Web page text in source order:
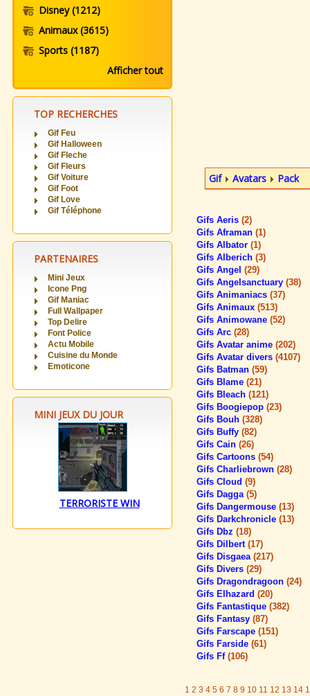
Disney(1212)
Animaux(3615)
Sports (1187)
Afficher tout
TOP RECHERCHES
Gif Feu
Gif Halloween
Gif Fleche
Gif Fleurs
Gif Voiture
Gif Foot
Gif Love
Gif Téléphone
PARTENAIRES
Mini Jeux
Icone Png
Gif Maniac
Full Wallpaper
Top Delire
Font Police
Actu Mobile
Cuisine du Monde
Emoticone
MINI JEUX DU JOUR
TERRORISTE WIN
Gif Avatars Pack
Gifs Aeris (2)
Gifs Aframan (1)
Gifs Albator (1)
Gifs Alberich (3)
Gifs Angel (29)
Gifs Angelsanctuary (38)
Gifs Animaniacs (37)
Gifs Animaux (513)
Gifs Animowane (52)
Gifs Arc (28)
Gifs Avatar anime (202)
Gifs Avatar divers (4107)
Gifs Batman (59)
Gifs Blame (21)
Gifs Bleach (121)
Gifs Boogiepop (23)
Gifs Bouh (328)
Gifs Buffy (82)
Gifs Cain (26)
Gifs Cartoons (54)
Gifs Charliebrown (28)
Gifs Cloud (9)
Gifs Dagga (5)
Gifs Dangermouse (13)
Gifs Darkchronicle (13)
Gifs Dbz (18)
Gifs Dilbert (17)
Gifs Disgaea (217)
Gifs Divers (29)
Gifs Dragondragoon (24)
Gifs Elhazard (20)
Gifs Fantastique (382)
Gifs Fantasy (87)
Gifs Farscape (151)
Gifs Farside (61)
Gifs Ff (106)
1 2 3 4 5 6 7 8 9 10 11 12 13 14